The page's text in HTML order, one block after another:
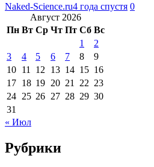
Naked-Science.ru4 года спустя 0
Август 2026
Пн Вт Ср Чт Пт Сб Вс
1
2
3
4 5 6 7 8
9
10 11 12 13 14 15 16
17 18 19 20 21 22 23
24 25 26 27 28 29 30
31
« Июл
Рубрики